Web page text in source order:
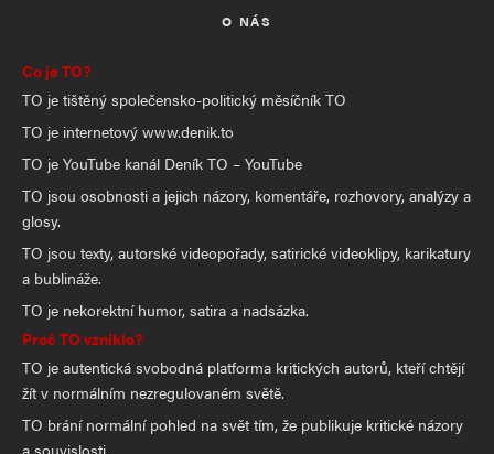
O NÁS
Co je TO?
TO je tištěný společensko-politický měsíčník TO
TO je internetový www.denik.to
TO je YouTube kanál Deník TO – YouTube
TO jsou osobnosti a jejich názory, komentáře, rozhovory, analýzy a
glosy.
TO jsou texty, autorské videopořady, satirické videoklipy, karikatury
a bublináže.
TO je nekorektní humor, satira a nadsázka.
Proč TO vzniklo?
TO je autentická svobodná platforma kritických autorů, kteří chtějí
žít v normálním nezregulovaném světě.
TO brání normální pohled na svět tím, že publikuje kritické názory